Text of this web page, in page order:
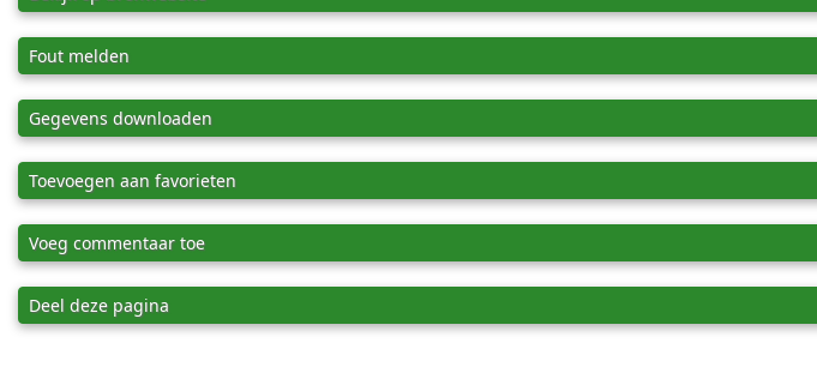
Fout melden
Gegevens downloaden
Toevoegen aan favorieten
Voeg commentaar toe
Deel deze pagina